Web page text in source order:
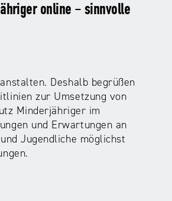
online – sinnvolle
Deshalb begrüßen
zur Umsetzung von
Minderjähriger im
und Erwartungen an
Jugendliche möglichst